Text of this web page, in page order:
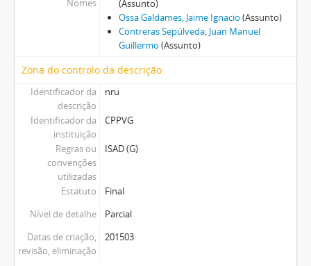
Nomes
(Assunto)
Ossa Galdames, Jaime Ignacio (Assunto)
Contreras Sepúlveda, Juan Manuel
Guillermo (Assunto)
Zona do controlo da descrição
Identificador da
descrição
nru
Identificador da
instituição
CPPVG
Regras ou
convenções
utilizadas
ISAD (G)
Estatuto
Final
Nível de detalhe
Parcial
Datas de criação,
revisão, eliminação
201503